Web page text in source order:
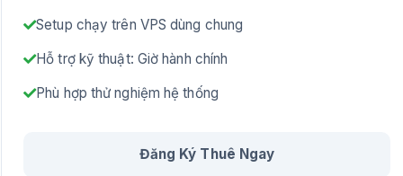
Setup chạy trên VPS dùng chung
Hỗ trợ kỹ thuật: Giờ hành chính
Phù hợp thử nghiệm hệ thống
Đăng Ký Thuê Ngay